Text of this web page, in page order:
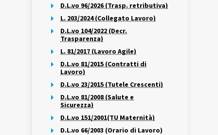
D.L.vo 96/2026 (Trasp. retributiva)
L. 203/2024 (Collegato Lavoro)
D.L.vo 104/2022 (Decr.
Trasparenza)
L. 81/2017 (Lavoro Agile)
D.L.vo 81/2015 (Contratti di
Lavoro)
D.L.vo 23/2015 (Tutele Crescenti)
D.L.vo 81/2008 (Salute e
Sicurezza)
D.L.vo 151/2001(TU Maternità)
D.L.vo 66/2003 (Orario di Lavoro)